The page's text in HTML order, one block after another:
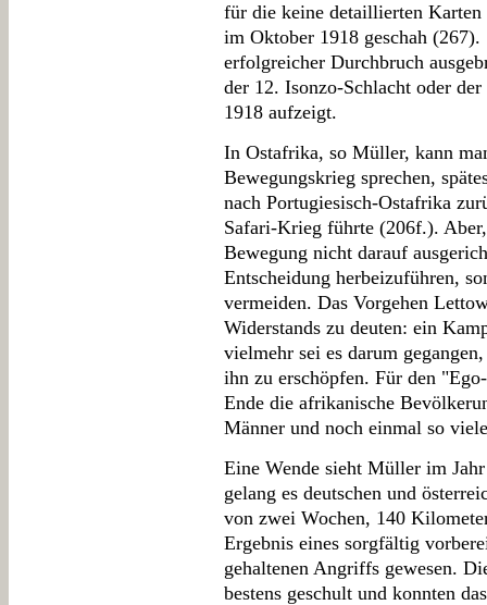
für die keine detaillierten
im Oktober 1918 geschah
erfolgreicher Durchbruch
der 12. Isonzo-Schlacht oder
1918 aufzeigt.
In Ostafrika, so Müller, kann
Bewegungskrieg sprechen,
nach Portugiesisch-Ostafrika
Safari-Krieg führte (206f.).
Bewegung nicht darauf
Entscheidung herbeizuführen,
vermeiden. Das Vorgehen
Widerstands zu deuten: ein
vielmehr sei es darum
ihn zu erschöpfen. Für den
Ende die afrikanische
Männer und noch einmal so
Eine Wende sieht Müller im
gelang es deutschen und
von zwei Wochen, 140
Ergebnis eines sorgfältig
gehaltenen Angriffs gewesen.
bestens geschult und konnten